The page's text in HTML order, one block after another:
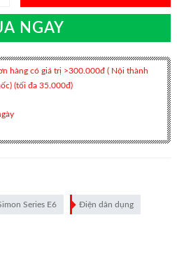
NGAY
hàng có giá trị >300.000đ ( Nội thành
(tối đa 35.000đ)
Series E6 Điện dân dụng